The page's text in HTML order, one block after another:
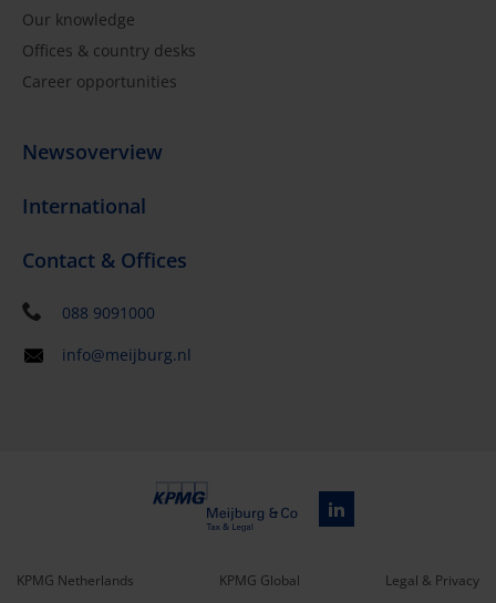
Our knowledge
Offices & country desks
Career opportunities
Newsoverview
International
Contact & Offices
088 9091000
info@meijburg.nl
KPMG Netherlands KPMG Global Legal & Privacy